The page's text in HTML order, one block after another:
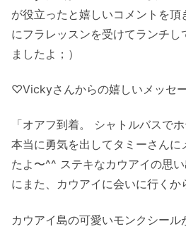
が役立ったと嬉しいコメントを
にフラレッスンを受けてランチ
ましたよ；）
♡Vickyさんからの嬉しいメッセ
「オアフ到着。 シャトルバスで
本当に勇気を出してタミーさんに
たよ〜^^ ステキなカウアイの思
にまた、カウアイに会いに行くか
カウアイ島の可愛いモンクシー